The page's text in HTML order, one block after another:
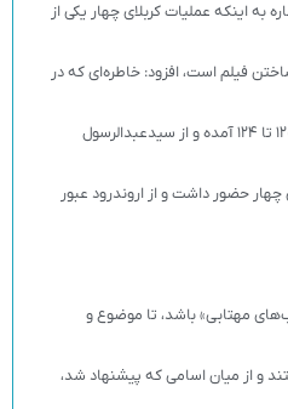
به اینکه عملیات کربلای چهار یکی از
فیلم است، افزود: خاطره‌ای که در
این کتاب دوست دارم، در صفحات ۱۲۰ تا ۱۲۴ آمده و از سیدعبدالرسول
حضور داشت و از اروندرود عبور
مهتابی» باشد، تا موضوع و
و از میان اسامی که پیشنهاد شد،